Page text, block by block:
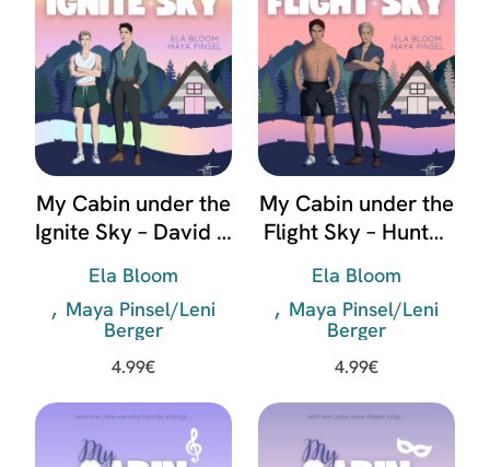
My Cabin under the
Ignite Sky – David &
Ela Bloom
Maya Pinsel/Leni
Berger
4.99€
My Cabin under the
Flight Sky – Hunter
Ela Bloom
Maya Pinsel/Leni
Berger
4.99€